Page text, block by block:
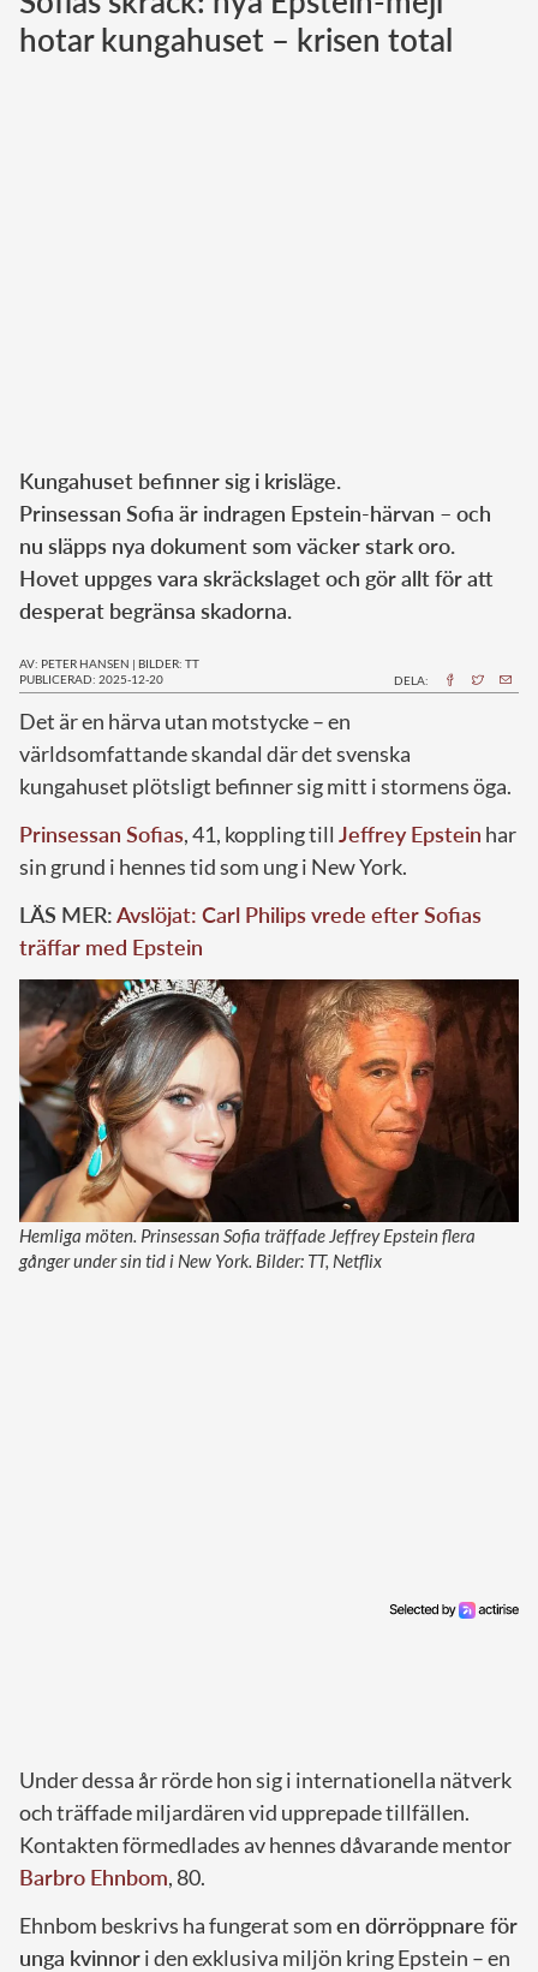
Norska kungahuset
hotar kungahuset – krisen total
Kungahuset befinner sig i krisläge.
Prinsessan Sofia är indragen Epstein-härvan – och
nu släpps nya dokument som väcker stark oro.
Hovet uppges vara skräckslaget och gör allt för att
desperat begränsa skadorna.
AV: PETER HANSEN | BILDER: TT
PUBLICERAD: 2025-12-20
DELA:
Det är en härva utan motstycke – en
världsomfattande skandal där det svenska
kungahuset plötsligt befinner sig mitt i stormens öga.
Prinsessan Sofias, 41, koppling till Jeffrey Epstein har
sin grund i hennes tid som ung i New York.
LÄS MER:Avslöjat: Carl Philips vrede efter Sofias
träffar med Epstein
Hemliga möten. Prinsessan Sofia träffade Jeffrey Epstein flera
gånger under sin tid i New York. Bilder: TT, Netflix
Under dessa år rörde hon sig i internationella nätverk
och träffade miljardären vid upprepade tillfällen.
Kontakten förmedlades av hennes dåvarande mentor
Barbro Ehnbom, 80.
Ehnbom beskrivs ha fungerat somen dörröppnare för
unga kvinnori den exklusiva miljön kring Epstein – en